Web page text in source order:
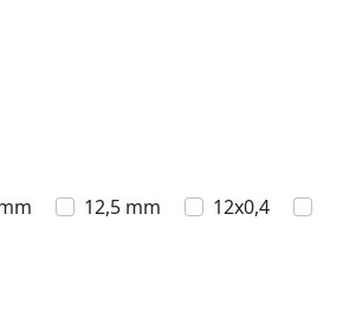
12,5 mm
12x0,4